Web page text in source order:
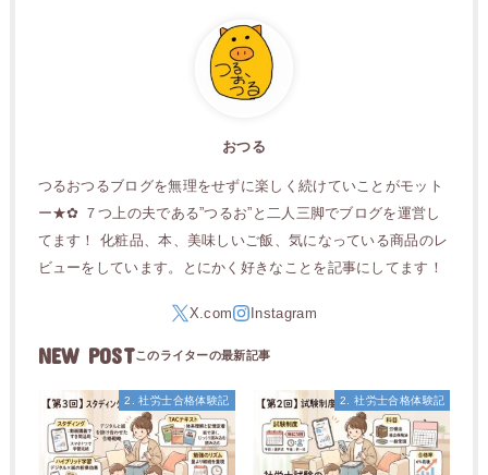
おつる
つるおつるブログを無理をせずに楽しく続けていことがモット
ー★✿ ７つ上の夫である”つるお”と二人三脚でブログを運営し
てます！ 化粧品、本、美味しいご飯、気になっている商品のレ
ビューをしています。とにかく好きなことを記事にしてます！
NEW POST
2. 社労士合格体験記 2. 社労士合格体験記